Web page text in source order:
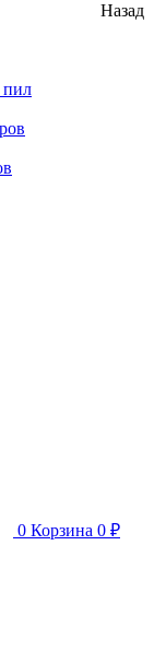
Назад
пил
0 Корзина 0 ₽